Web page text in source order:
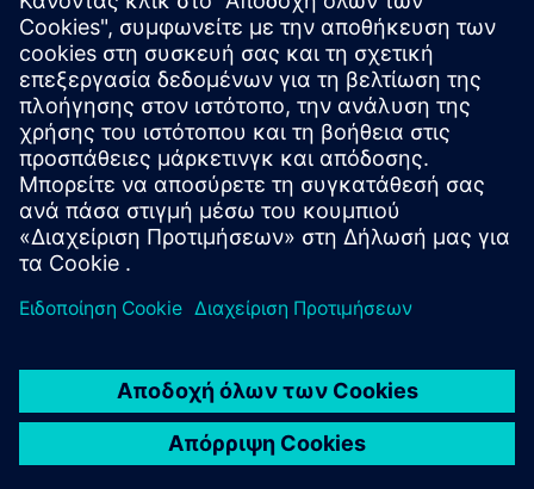
Carousel - Κτίριο και Ασφάλεια, IoT Router
Φυλλάδιο δρομολογητών IoT CSL
Προαπαιτούμενα
Συσκευή IoT
Σήραγγα IPSEC ανάλογα με τον προορισμό, δηλαδή
αίθουσα ελέγχου, σύννεφο κ.λπ.